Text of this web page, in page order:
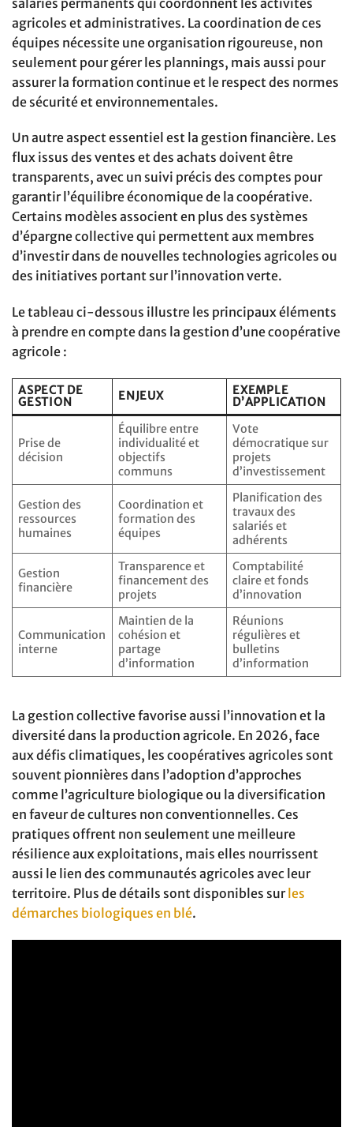
agricoles et administratives. La coordination de ces
équipes nécessite une organisation rigoureuse, non
seulement pour gérer les plannings, mais aussi pour
assurer la formation continue et le respect des normes
de sécurité et environnementales.
Un autre aspect essentiel est la gestion financière. Les
flux issus des ventes et des achats doivent être
transparents, avec un suivi précis des comptes pour
garantir l’équilibre économique de la coopérative.
Certains modèles associent en plus des systèmes
d’épargne collective qui permettent aux membres
d’investir dans de nouvelles technologies agricoles ou
des initiatives portant sur l’innovation verte.
Le tableau ci-dessous illustre les principaux éléments
à prendre en compte dans la gestion d’une coopérative
agricole :
ASPECT DE
GESTION
ENJEUX
EXEMPLE
D’APPLICATION
Prise de
décision
Équilibre entre
individualité et
objectifs
communs
Vote
démocratique sur
projets
d’investissement
Gestion des
ressources
humaines
Coordination et
formation des
équipes
Planification des
travaux des
salariés et
adhérents
Gestion
financière
Transparence et
financement des
projets
Comptabilité
claire et fonds
d’innovation
Communication
interne
Maintien de la
cohésion et
partage
d’information
Réunions
régulières et
bulletins
d’information
La gestion collective favorise aussi l’innovation et la
diversité dans la production agricole. En 2026, face
aux défis climatiques, les coopératives agricoles sont
souvent pionnières dans l’adoption d’approches
comme l’agriculture biologique ou la diversification
en faveur de cultures non conventionnelles. Ces
pratiques offrent non seulement une meilleure
résilience aux exploitations, mais elles nourrissent
aussi le lien des communautés agricoles avec leur
territoire. Plus de détails sont disponibles surles
démarches biologiques en blé.